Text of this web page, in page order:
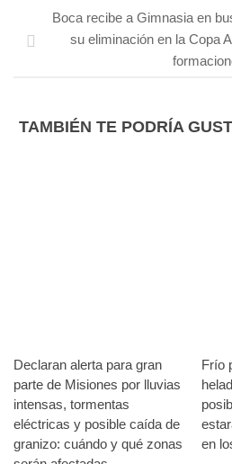
Boca recibe a Gimnasia en
su eliminación en la Copa
TAMBIÉN TE PODRÍA
Declaran alerta para gran
parte de Misiones por lluvias
intensas, tormentas
eléctricas y posible caída de
granizo: cuándo y qué zonas
Frío
en